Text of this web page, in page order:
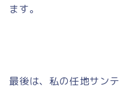
ます。
最後は、私の任地サン